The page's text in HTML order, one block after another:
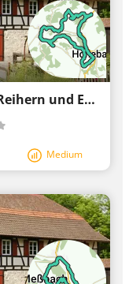
Vogelflug-Tour - Von Störchen, Reihern und Enten begleitet
Medium